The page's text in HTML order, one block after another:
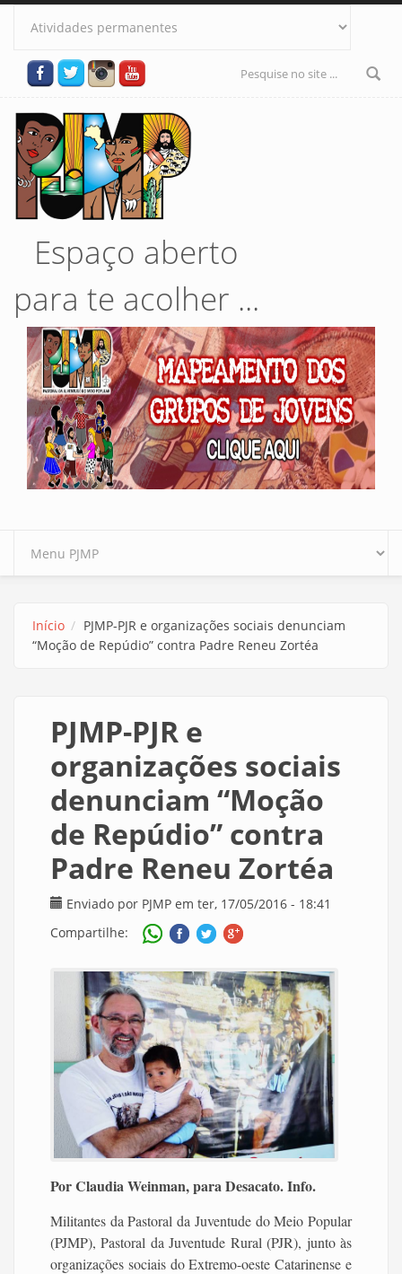
Pular para o conteúdo principal
Formulário
Espaço aberto
para te acolher ...
Início
PJMP-PJR e organizações sociais denunciam
“Moção de Repúdio” contra Padre Reneu Zortéa
PJMP-PJR e
organizações sociais
denunciam “Moção
de Repúdio” contra
Padre Reneu Zortéa
Enviado por PJMP em ter, 17/05/2016 - 18:41
Compartilhe:
Por Claudia Weinman, para Desacato. Info.
Militantes da Pastoral da Juventude do Meio Popular
(PJMP), Pastoral da Juventude Rural (PJR), junto às
organizações sociais do Extremo-oeste Catarinense e